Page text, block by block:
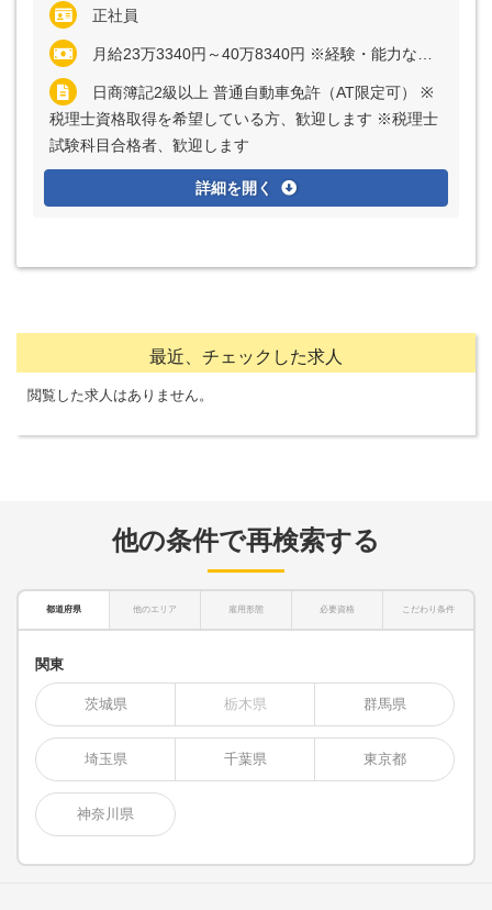
正社員
月給23万3340円～40万8340円 ※経験・能力など考慮の上、決定いたします ※上記に固定残業代（月20時間分＝3万3340円～5万8340円）を含む ※超過分は別途全額支給
日商簿記2級以上 普通自動車免許（AT限定可） ※
税理士資格取得を希望している方、歓迎します ※税理士
試験科目合格者、歓迎します
詳細を開く
最近、チェックした求人
閲覧した求人はありません。
他の条件で再検索する
都道府県 他のエリア 雇用形態 必要資格 こだわり条件
関東
茨城県 栃木県 群馬県
埼玉県 千葉県 東京都
神奈川県